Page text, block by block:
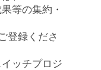
等の集約・
登録くださ
ッチプロジ